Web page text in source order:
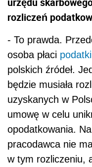
rozliczeń
- To prawda.
osoba płaci podatki
polskich źródeł.
będzie musiała
uzyskanych w
umowę w celu
opodatkowania.
pracodawca nie
w tym rozliczeniu,